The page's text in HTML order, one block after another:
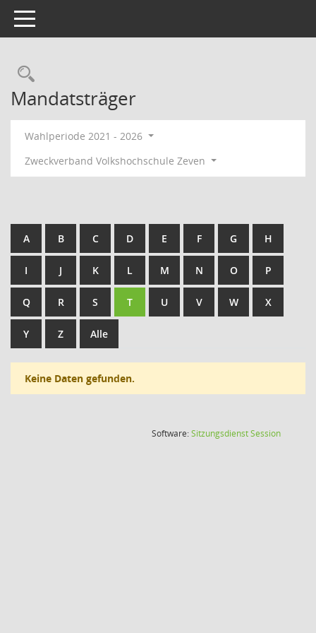
Toggle navigation
Rechercheauswahl
Mandatsträger
Wahlperiode 2021 - 2026
Zweckverband Volkshochschule Zeven
A B C D E F G H
I J K L M N O P
Q R S T U V W X
Y Z Alle
Keine Daten gefunden.
Software:SitzungsdienstSession(Wird in